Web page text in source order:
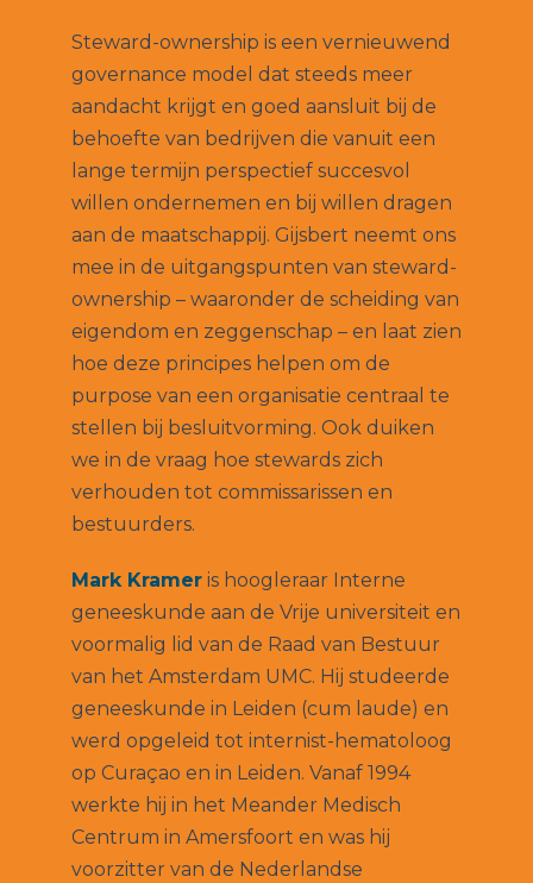
Steward-ownership is een vernieuwend
governance model dat steeds meer
aandacht krijgt en goed aansluit bij de
behoefte van bedrijven die vanuit een
lange termijn perspectief succesvol
willen ondernemen en bij willen dragen
aan de maatschappij. Gijsbert neemt ons
mee in de uitgangspunten van steward-
ownership – waaronder de scheiding van
eigendom en zeggenschap – en laat zien
hoe deze principes helpen om de
purpose van een organisatie centraal te
stellen bij besluitvorming. Ook duiken
we in de vraag hoe stewards zich
verhouden tot commissarissen en
bestuurders.
Mark Kramer is hoogleraar Interne
geneeskunde aan de Vrije universiteit en
voormalig lid van de Raad van Bestuur
van het Amsterdam UMC. Hij studeerde
geneeskunde in Leiden (cum laude) en
werd opgeleid tot internist-hematoloog
op Curaçao en in Leiden. Vanaf 1994
werkte hij in het Meander Medisch
Centrum in Amersfoort en was hij
voorzitter van de Nederlandse